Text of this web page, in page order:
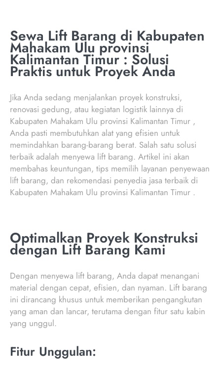
Sewa Lift Barang di Kabupaten
Mahakam Ulu provinsi
Kalimantan Timur : Solusi
Praktis untuk Proyek Anda
Jika Anda sedang menjalankan proyek konstruksi,
renovasi gedung, atau kegiatan logistik lainnya di
Kabupaten Mahakam Ulu provinsi Kalimantan Timur ,
Anda pasti membutuhkan alat yang efisien untuk
memindahkan barang-barang berat. Salah satu solusi
terbaik adalah menyewa lift barang. Artikel ini akan
membahas keuntungan, tips memilih layanan penyewaan
lift barang, dan rekomendasi penyedia jasa terbaik di
Kabupaten Mahakam Ulu provinsi Kalimantan Timur .
Optimalkan Proyek Konstruksi
dengan Lift Barang Kami
Dengan menyewa lift barang, Anda dapat menangani
material dengan cepat, efisien, dan nyaman. Lift barang
ini dirancang khusus untuk memberikan pengangkutan
yang aman dan lancar, terutama dengan fitur satu kabin
yang unggul.
Fitur Unggulan: